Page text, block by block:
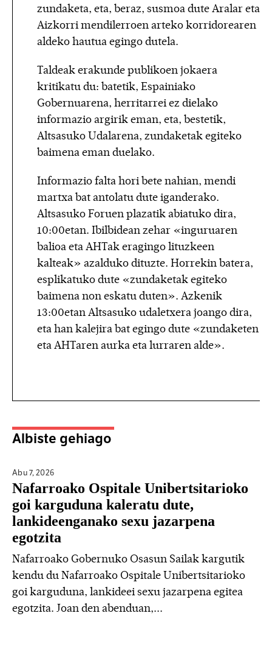
zundaketa, eta, beraz, susmoa dute Aralar eta
Aizkorri mendilerroen arteko korridorearen
aldeko hautua egingo dutela.
Taldeak erakunde publikoen jokaera
kritikatu du: batetik, Espainiako
Gobernuarena, herritarrei ez dielako
informazio argirik eman, eta, bestetik,
Altsasuko Udalarena, zundaketak egiteko
baimena eman duelako.
Informazio falta hori bete nahian, mendi
martxa bat antolatu dute iganderako.
Altsasuko Foruen plazatik abiatuko dira,
10:00etan. Ibilbidean zehar «inguruaren
balioa eta AHTak eragingo lituzkeen
kalteak» azalduko dituzte. Horrekin batera,
esplikatuko dute «zundaketak egiteko
baimena non eskatu duten». Azkenik
13:00etan Altsasuko udaletxera joango dira,
eta han kalejira bat egingo dute «zundaketen
eta AHTaren aurka eta lurraren alde».
Albiste gehiago
Abu 7,2026
Nafarroako Ospitale Unibertsitarioko
goi karguduna kaleratu dute,
lankideenganako sexu jazarpena
egotzita
Nafarroako Gobernuko Osasun Sailak kargutik
kendu du Nafarroako Ospitale Unibertsitarioko
goi karguduna, lankideei sexu jazarpena egitea
egotzita. Joan den abenduan,...